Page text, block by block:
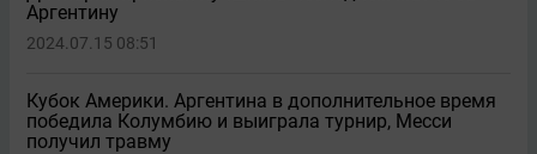
Аргентину
2024.07.15 08:51
Кубок Америки. Аргентина в дополнительное время
победила Колумбию и выиграла турнир, Месси
получил травму